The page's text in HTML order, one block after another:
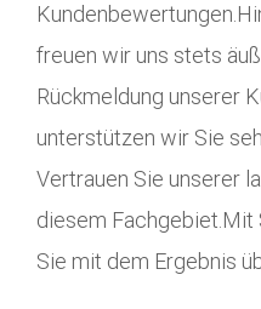
freuen wir uns stets
Rückmeldung unserer
unterstützen wir Sie
Vertrauen Sie unserer
diesem Fachgebiet.Mit
Sie mit dem Ergebnis